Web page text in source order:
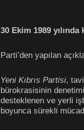
30 Ekim 1989
Parti’den yapılan
Yeni Kıbrıs Partisi,
bürokrasisinin
desteklenen ve yerli
boyunca sürekli